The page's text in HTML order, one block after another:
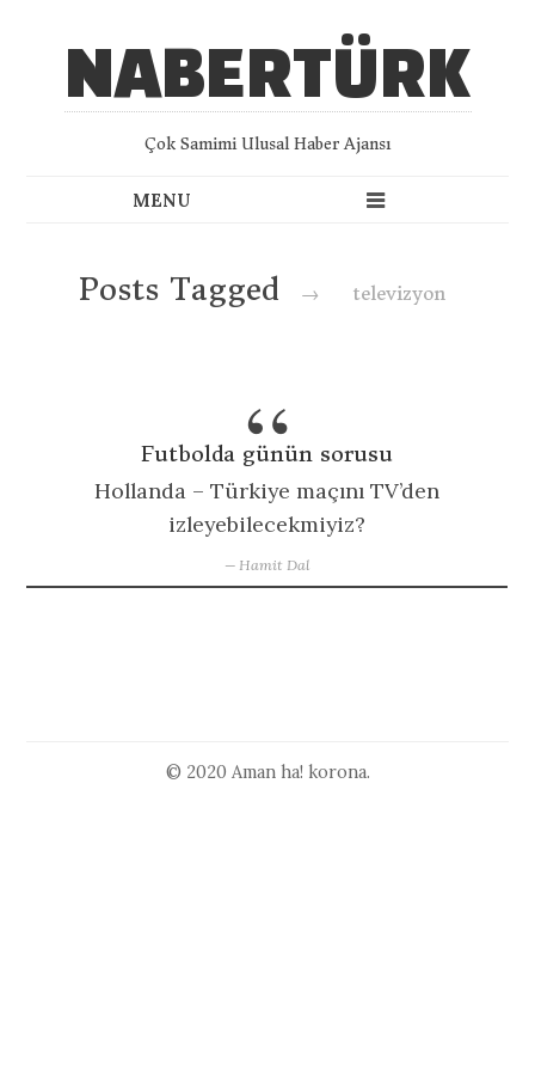
NABERTÜRK
Çok Samimi Ulusal Haber Ajansı
Posts Tagged → televizyon
Futbolda günün sorusu
Hollanda – Türkiye maçını TV’den
izleyebilecekmiyiz?
Hamit Dal
© 2020 Aman ha! korona.